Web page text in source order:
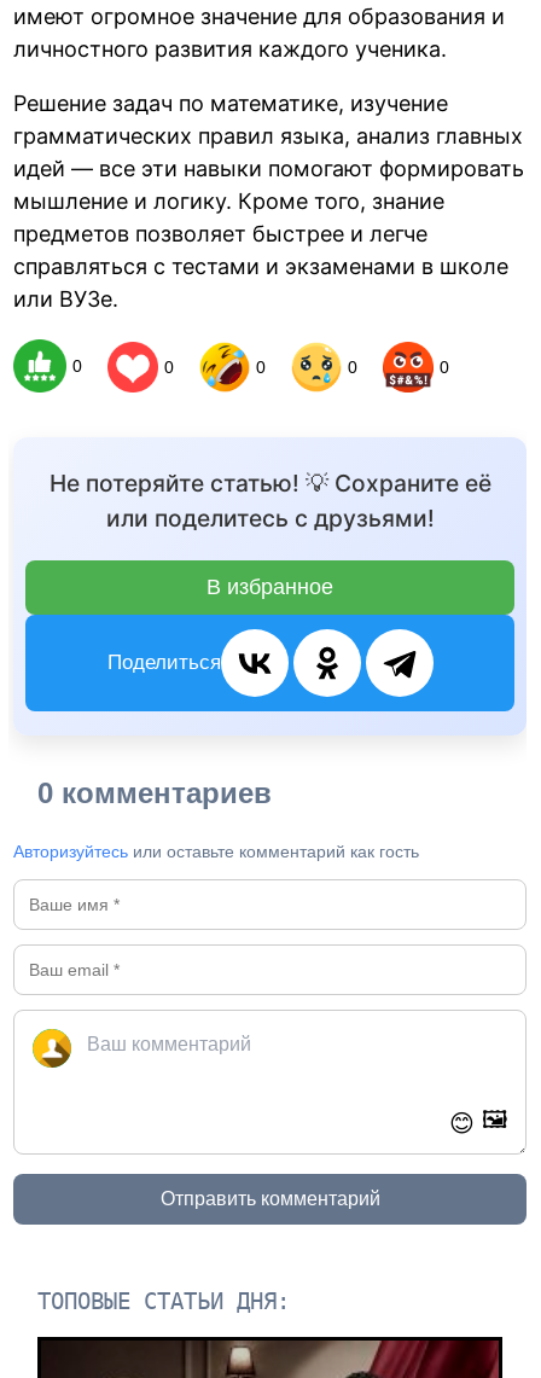
имеют огромное значение для образования и
личностного развития каждого ученика.
Решение задач по математике, изучение
грамматических правил языка, анализ главных
идей — все эти навыки помогают формировать
мышление и логику. Кроме того, знание
предметов позволяет быстрее и легче
справляться с тестами и экзаменами в школе
или ВУЗе.
0 0 0 0 0
Не потеряйте статью! 💡 Сохраните её
или поделитесь с друзьями!
В избранное
Поделиться
0 комментариев
Авторизуйтесь или оставьте комментарий как гость
😊 🖼️
Отправить комментарий
ТОПОВЫЕ СТАТЬИ ДНЯ: